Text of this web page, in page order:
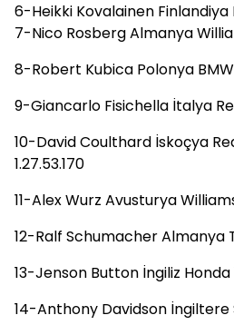
6-Heikki Kovalainen Finlandiya
7-Nico Rosberg Almanya
8-Robert Kubica Polonya BMW
9-Giancarlo Fisichella İtalya
10-David Coulthard İskoçya
1.27.53.170
11-Alex Wurz Avusturya
12-Ralf Schumacher Almanya
13-Jenson Button İngiliz Honda
14-Anthony Davidson İngiltere